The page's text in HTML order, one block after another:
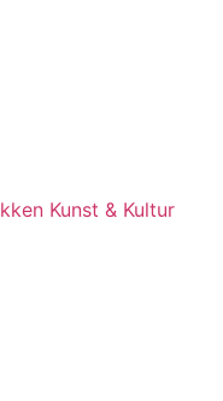
Kunst & Kultur